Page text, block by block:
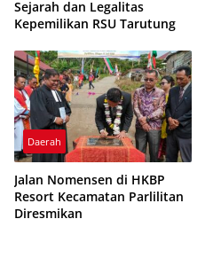
Sejarah dan Legalitas
Kepemilikan RSU Tarutung
Daerah
Jalan Nomensen di HKBP
Resort Kecamatan Parlilitan
Diresmikan